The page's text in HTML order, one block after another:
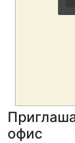
офис